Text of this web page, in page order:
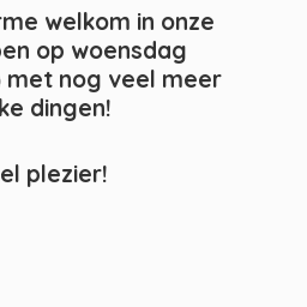
welkom in onze
op woensdag
nog veel meer
dingen!
plezier!